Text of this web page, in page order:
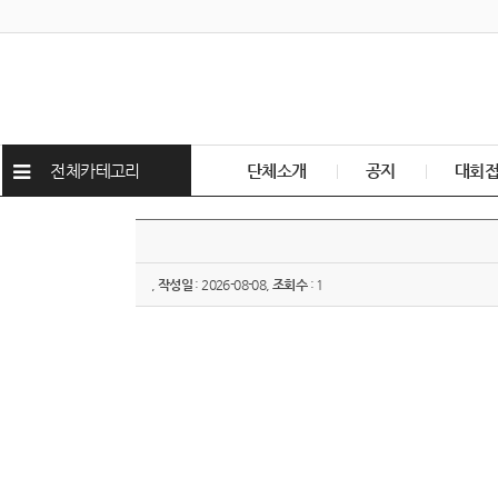
전체카테고리 단체소개 공지 대회
작성일 : 2026-08-08,조회수: 1